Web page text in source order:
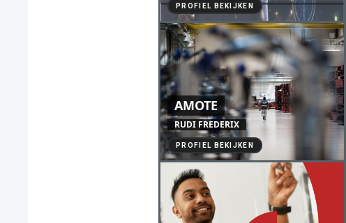
PROFIEL BEKIJKEN
AMOTE
RUDI FREDERIX
PROFIEL BEKIJKEN